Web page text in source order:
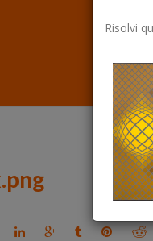
Risolvi